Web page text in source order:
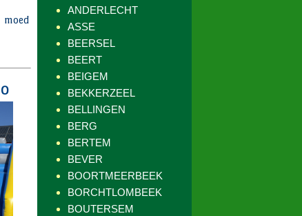
ANDERLECHT
ASSE
BEERSEL
BEERT
BEIGEM
BEKKERZEEL
BELLINGEN
BERG
BERTEM
BEVER
BOORTMEERBEEK
BORCHTLOMBEEK
BOUTERSEM